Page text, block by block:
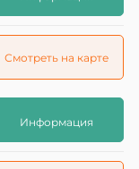
Смотреть на карте
Информация